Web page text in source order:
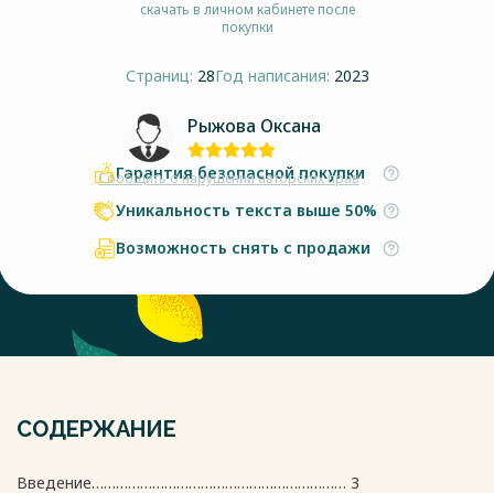
скачать в личном кабинете после
покупки
Страниц: 28Год написания: 2023
Рыжова Оксана
Сообщить о нарушении авторских прав
Гарантия безопасной покупки
Уникальность текста выше 50%
Возможность снять с продажи
СОДЕРЖАНИЕ
Введение……………………………………………………… 3